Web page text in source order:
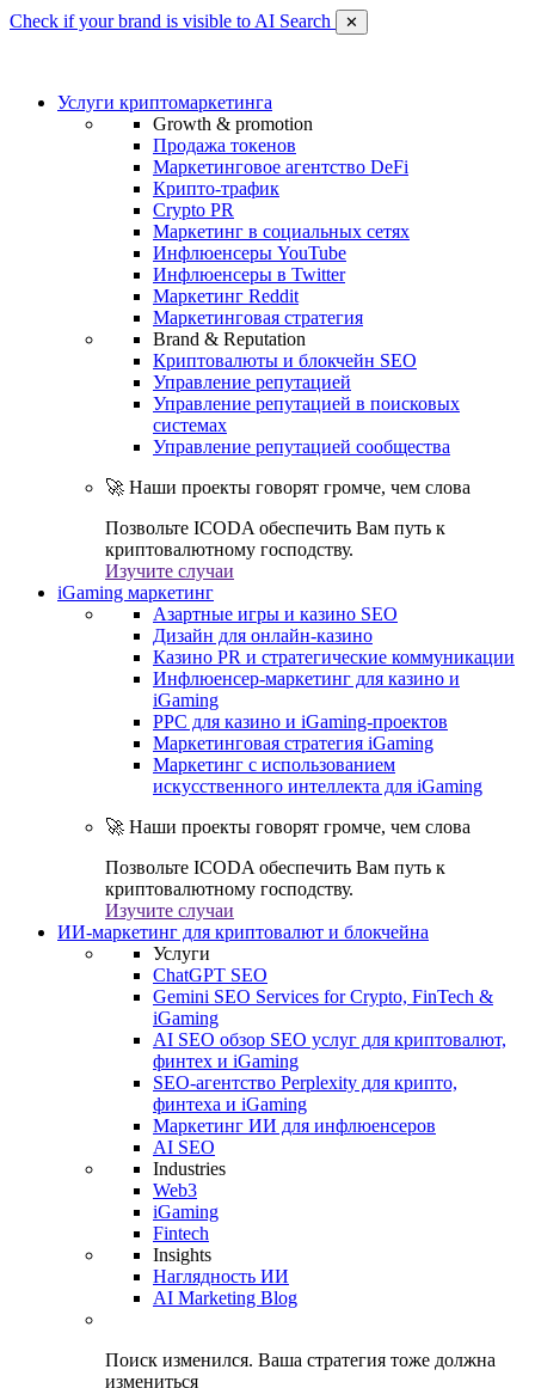
Check if your brand is visible to AI Search ✕
Услуги криптомаркетинга
Growth & promotion
Продажа токенов
Маркетинговое агентство DeFi
Крипто-трафик
Crypto PR
Маркетинг в социальных сетях
Инфлюенсеры YouTube
Инфлюенсеры в Twitter
Маркетинг Reddit
Маркетинговая стратегия
Brand & Reputation
Криптовалюты и блокчейн SEO
Управление репутацией
Управление репутацией в поисковых
системах
Управление репутацией сообщества
🚀 Наши проекты говорят громче, чем слова
Позвольте ICODA обеспечить Вам путь к
криптовалютному господству.
Изучите случаи
iGaming маркетинг
Азартные игры и казино SEO
Дизайн для онлайн-казино
Казино PR и стратегические коммуникации
Инфлюенсер-маркетинг для казино и
iGaming
PPC для казино и iGaming-проектов
Маркетинговая стратегия iGaming
Маркетинг с использованием
искусственного интеллекта для iGaming
🚀 Наши проекты говорят громче, чем слова
Позвольте ICODA обеспечить Вам путь к
криптовалютному господству.
Изучите случаи
ИИ-маркетинг для криптовалют и блокчейна
Услуги
ChatGPT SEO
Gemini SEO Services for Crypto, FinTech &
iGaming
AI SEO обзор SEO услуг для криптовалют,
финтех и iGaming
SEO-агентство Perplexity для крипто,
финтеха и iGaming
Маркетинг ИИ для инфлюенсеров
AI SEO
Industries
Web3
iGaming
Fintech
Insights
Наглядность ИИ
AI Marketing Blog
Поиск изменился. Ваша стратегия тоже должна
измениться